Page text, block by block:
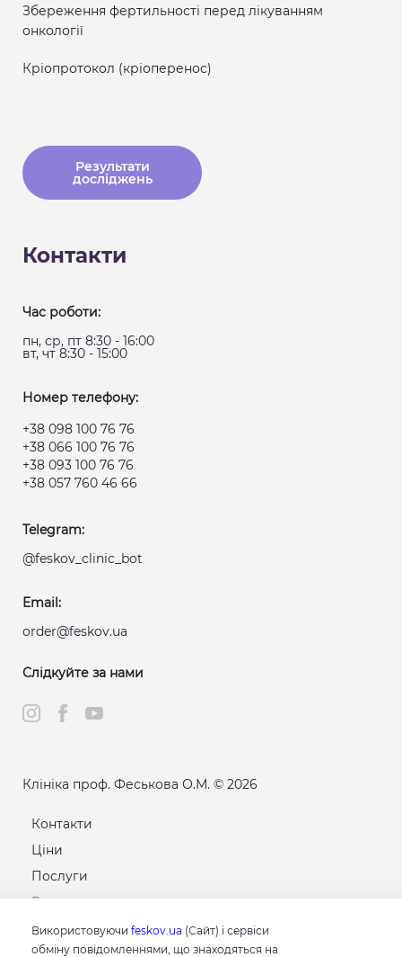
Використовуючи feskov.ua (Сайт) і сервіси
обміну повідомленнями, що знаходяться на
Збереження фертильності перед лікуванням
онкології
Кріопротокол (кріоперенос)
Результати
досліджень
Контакти
Час роботи:
пн, ср, пт 8:30 - 16:00
вт, чт 8:30 - 15:00
Номер телефону:
+38 098 100 76 76
+38 066 100 76 76
+38 093 100 76 76
+38 057 760 46 66
Telegram:
@feskov_clinic_bot
Email:
order@feskov.ua
Слідкуйте за нами
Клініка проф. Феськова О.М. © 2026
Контакти
Ціни
Послуги
Розклад
Карта сайту